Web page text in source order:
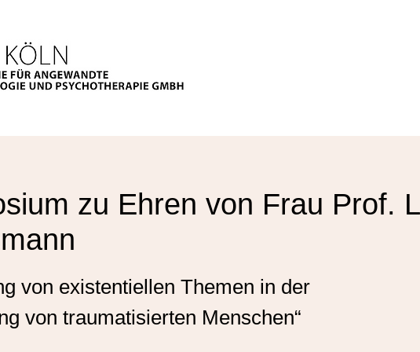
zu Ehren von Frau Prof.
von existentiellen Themen in der
von traumatisierten Menschen“